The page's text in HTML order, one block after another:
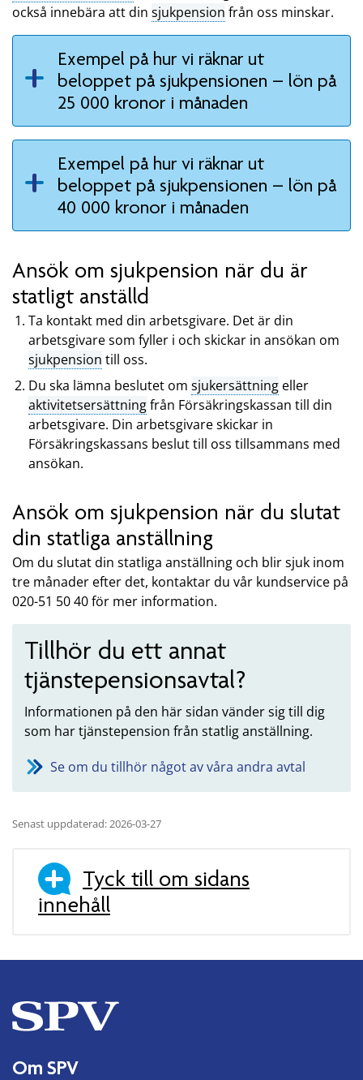
också innebära att din sjukpension från oss minskar.
Exempel på hur vi räknar ut
beloppet på sjukpensionen – lön på
25 000 kronor i månaden
Exempel på hur vi räknar ut
beloppet på sjukpensionen – lön på
40 000 kronor i månaden
Ansök om sjukpension när du är
statligt anställd
Ta kontakt med din arbetsgivare. Det är din
arbetsgivare som fyller i och skickar in ansökan om
sjukpension till oss.
Du ska lämna beslutet om sjukersättning eller
aktivitetsersättningfrån Försäkringskassan till din
arbetsgivare. Din arbetsgivare skickar in
Försäkringskassans beslut till oss tillsammans med
ansökan.
Ansök om sjukpension när du slutat
din statliga anställning
Om du slutat din statliga anställning och blir sjuk inom
tre månader efter det, kontaktar du vår kundservice på
020-51 50 40 för mer information.
Tillhör du ett annat
tjänstepensionsavtal?
Informationen på den här sidan vänder sig till dig
som har tjänstepension från statlig anställning.
Se om du tillhör något av våra andra avtal
Senast uppdaterad: 2026-03-27
Tyck till om sidans
innehåll
Om SPV